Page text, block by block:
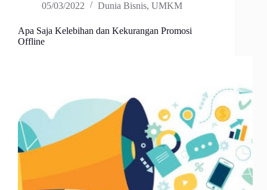
05/03/2022 Dunia Bisnis, UMKM
Apa Saja Kelebihan dan Kekurangan Promosi
Offline